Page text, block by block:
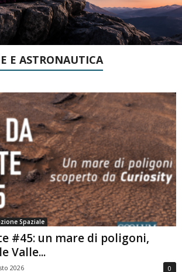
E ASTRONAUTICA
Spaziale
#45: un mare di poligoni,
Valle...
2026 0